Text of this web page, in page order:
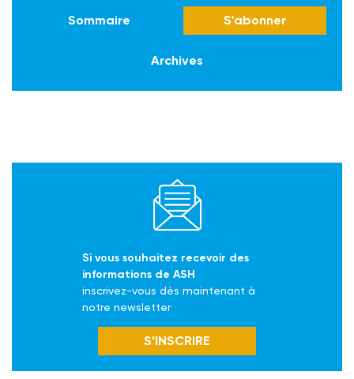
Sommaire S'abonner
Archives
Si vous souhaitez recevoir des
informations de ASH
inscrivez-vous dès maintenant à
notre newsletter
S’INSCRIRE